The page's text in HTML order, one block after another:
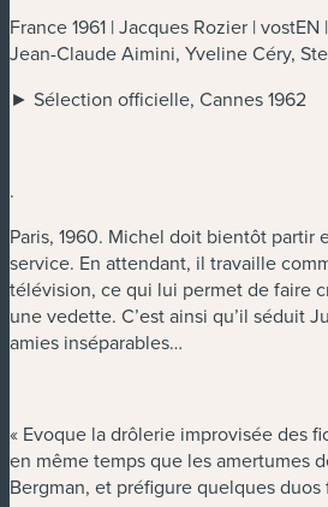
France 1961 | Jacques Rozier | vostEN
Jean-Claude Aimini, Yveline Céry,
► Sélection officielle, Cannes 1962
.
Paris, 1960. Michel doit bientôt partir
service. En attendant, il travaille
télévision, ce qui lui permet de faire
une vedette. C’est ainsi qu’il séduit
amies inséparables…
« Evoque la drôlerie improvisée des
en même temps que les amertumes
Bergman, et préfigure quelques